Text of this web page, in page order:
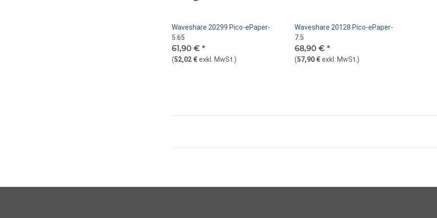
Waveshare 20299 Pico-ePaper-
5.65
61,90 € *
(52,02 €exkl. MwSt. )
Waveshare 20128 Pico-ePaper-
7.5
68,90 € *
(57,90 €exkl. MwSt. )